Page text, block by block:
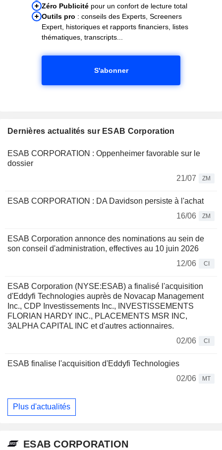
Zéro Publicité pour un confort de lecture total
Outils pro : conseils des Experts, Screeners
Expert, historiques et rapports financiers, listes
thématiques, transcripts...
S'abonner
Dernières actualités sur ESAB Corporation
ESAB CORPORATION : Oppenheimer favorable sur le
dossier
21/07
ZM
ESAB CORPORATION : DA Davidson persiste à l'achat
16/06
ZM
ESAB Corporation annonce des nominations au sein de
son conseil d'administration, effectives au 10 juin 2026
12/06
CI
ESAB Corporation (NYSE:ESAB) a finalisé l'acquisition
d'Eddyfi Technologies auprès de Novacap Management
Inc., CDP Investissements Inc., INVESTISSEMENTS
FLORIAN HARDY INC., PLACEMENTS MSR INC,
3ALPHA CAPITAL INC et d'autres actionnaires.
02/06
CI
ESAB finalise l'acquisition d'Eddyfi Technologies
02/06
MT
Plus d'actualités
ESAB CORPORATION